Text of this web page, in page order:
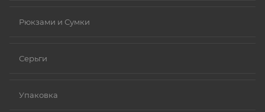
Рюкзами и Сумки
Серьги
Упаковка